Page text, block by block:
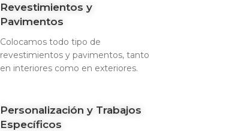
Revestimientos y
Pavimentos
Colocamos todo tipo de
revestimientos y pavimentos, tanto
en interiores como en exteriores.
Personalización y Trabajos
Específicos